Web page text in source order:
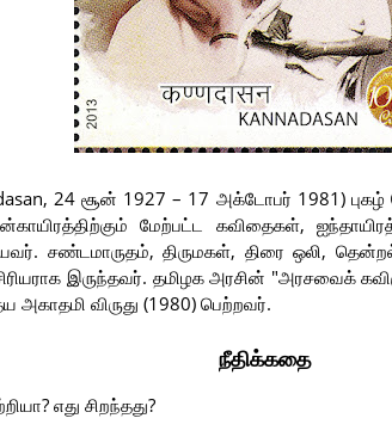
24 சூன் 1927 – 17 அக்டோபர் 1981) புகழ்
மேற்பட்ட கவிதைகள்,
சண்டமாருதம், திருமகள், திரை ஒலி,
இருந்தவர். தமிழக அரசின் "அரசவைக்
அகாதமி விருது (1980) பெற்றவர்.
நீதிக்கதை
எது சிறந்தது?